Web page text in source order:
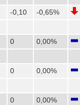
-0,10
-0,65%
0
0,00%
0
0,00%
0
0,00%